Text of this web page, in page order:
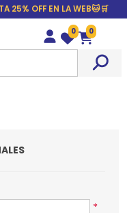
25% OFF EN LA WEB🐱🛒
Wishlist
0
Carrito
0
*